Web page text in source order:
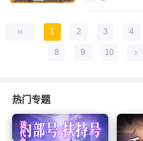
‹‹ 1 2 3 4
8 9 10 ›
热门专题